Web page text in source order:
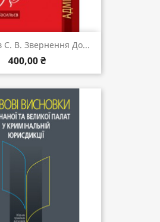
С. В. Звернення До...
400,00 ₴